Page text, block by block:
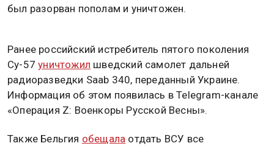
был разорван пополам и уничтожен.
Ранее российский истребитель пятого поколения
Су-57уничтожил шведский самолет дальней
радиоразведки Saab 340, переданный Украине.
Информация об этом появилась в Telegram-канале
«Операция Z: Военкоры Русской Весны».
Также Бельгия обещала отдать ВСУ все